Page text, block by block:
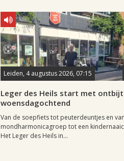
Leiden, 4 augustus 2026, 07:15
Leger des Heils start met
woensdagochtend
Van de soepfiets tot peuterdeuntjes en
mondharmonicagroep tot een
Het Leger des Heils in...